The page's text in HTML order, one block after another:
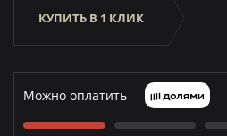
КУПИТЬ В 1 КЛИК
Можно оплатить